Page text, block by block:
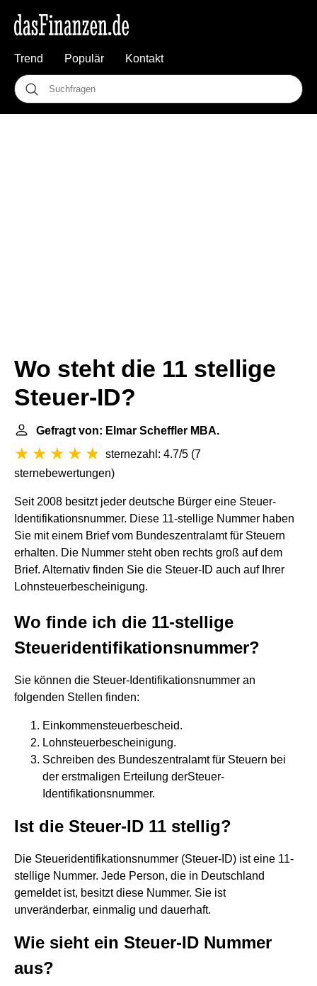
Trend Populär Kontakt
Wo steht die 11 stellige
Steuer-ID?
Gefragt von: Elmar Scheffler MBA.
sternezahl: 4.7/5 (7
sternebewertungen)
Seit 2008 besitzt jeder deutsche Bürger eine Steuer-
Identifikationsnummer. Diese 11-stellige Nummer haben
Sie mit einem Brief vom Bundeszentralamt für Steuern
erhalten. Die Nummer steht oben rechts groß auf dem
Brief. Alternativ finden Sie die Steuer-ID auch auf Ihrer
Lohnsteuerbescheinigung.
Wo finde ich die 11-stellige
Steueridentifikationsnummer?
Sie können die Steuer-Identifikationsnummer an
folgenden Stellen finden:
Einkommensteuerbescheid.
Lohnsteuerbescheinigung.
Schreiben des Bundeszentralamt für Steuern bei
der erstmaligen Erteilung derSteuer-
Identifikationsnummer.
Ist die Steuer-ID 11 stellig?
Die Steueridentifikationsnummer (Steuer-ID) ist eine 11-
stellige Nummer. Jede Person, die in Deutschland
gemeldet ist, besitzt diese Nummer. Sie ist
unveränderbar, einmalig und dauerhaft.
Wie sieht ein Steuer-ID Nummer
aus?